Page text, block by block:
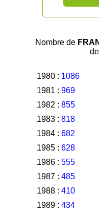
Nombre de
1980 : 1086
1981 : 969
1982 : 855
1983 : 818
1984 : 682
1985 : 628
1986 : 555
1987 : 485
1988 : 410
1989 : 434